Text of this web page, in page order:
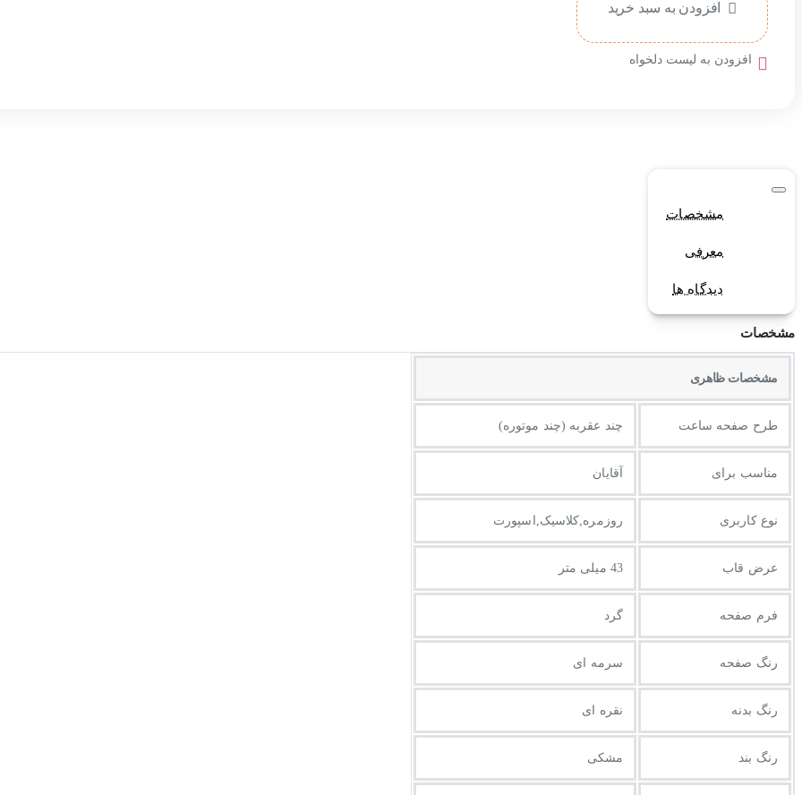
افزودن به سبد خرید
افزودن به لیست دلخواه
مشخصات
معرفی
دیدگاه ها
مشخصات
مشخصات ظاهری
طرح صفحه ساعت چند عقربه (چند موتوره)
مناسب برای آقایان
نوع کاربری روزمره,کلاسیک,اسپورت
عرض قاب 43 میلی متر
فرم صفحه گرد
رنگ صفحه سرمه ای
رنگ بدنه نقره ای
رنگ بند مشکی